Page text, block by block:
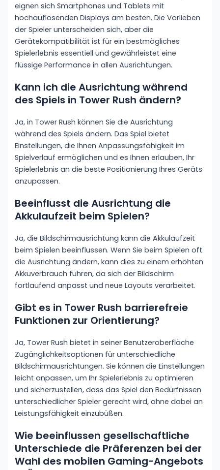
eignen sich Smartphones und Tablets mit
hochauflösenden Displays am besten. Die Vorlieben
der Spieler unterscheiden sich, aber die
Gerätekompatibilität ist für ein bestmögliches
Spielerlebnis essentiell und gewährleistet eine
flüssige Performance in allen Ausrichtungen.
Kann ich die Ausrichtung während
des Spiels in Tower Rush ändern?
Ja, in Tower Rush können Sie die Ausrichtung
während des Spiels ändern. Das Spiel bietet
Einstellungen, die Ihnen Anpassungsfähigkeit im
Spielverlauf ermöglichen und es Ihnen erlauben, Ihr
Spielerlebnis an die beste Positionierung Ihres Geräts
anzupassen.
Beeinflusst die Ausrichtung die
Akkulaufzeit beim Spielen?
Ja, die Bildschirmausrichtung kann die Akkulaufzeit
beim Spielen beeinflussen. Wenn Sie beim Spielen oft
die Ausrichtung ändern, kann dies zu einem erhöhten
Akkuverbrauch führen, da sich der Bildschirm
fortlaufend anpasst und neue Layouts verarbeitet.
Gibt es in Tower Rush barrierefreie
Funktionen zur Orientierung?
Ja, Tower Rush bietet in seiner Benutzeroberfläche
Zugänglichkeitsoptionen für unterschiedliche
Bildschirmausrichtungen. Sie können die Einstellungen
leicht anpassen, um Ihr Spielerlebnis zu optimieren
und sicherzustellen, dass das Spiel den Bedürfnissen
unterschiedlicher Spieler gerecht wird, ohne dabei an
Leistungsfähigkeit einzubüßen.
Wie beeinflussen gesellschaftliche
Unterschiede die Präferenzen bei der
Wahl des mobilen Gaming-Angebots